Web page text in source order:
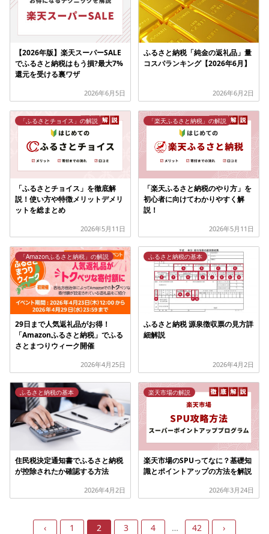
【2026年版】楽天スーパーSALE
でふるさと納税はもう損?最大7%
還元を受ける裏ワザ
2026年6月5日
ふるさと納税「純金の返礼品」量
コスパランキング【2026年6月】
2026年6月2日
「ふるさとチョイス」を徹底解
説！使い方や特徴メリットデメリ
ットを総まとめ
「ふるさとチョイス」の解説
2026年5月11日
「楽天ふるさと納税のやり方」を
初心者に向けてわかりやすく解
説！
「楽天ふるさと納税」の解説
2026年5月11日
29日まで人気返礼品がお得！
「Amazonふるさと納税」でふる
さとまつりウィーク開催
「Amazonふるさと納税」の解説
2026年4月25日
ふるさと納税 源泉徴収票の見方詳
細解説
ふるさと納税の基本
2026年4月2日
住民税決定通知書でふるさと納税
が控除されたか確認する方法
ふるさと納税の基本
2026年4月2日
楽天市場のSPUってなに？基礎知
識とポイントアップの方法を解説
楽天市場の解説
2026年3月24日
‹ 1 2 3 4 … 42 ›